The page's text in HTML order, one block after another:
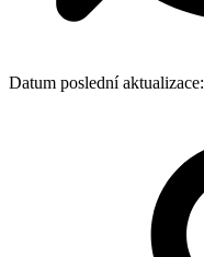
Datum poslední aktualizace: